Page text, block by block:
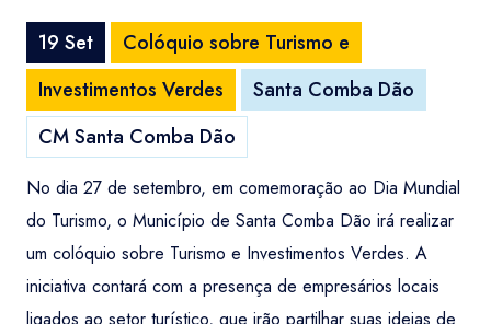
19 Set
Colóquio sobre Turismo e
Investimentos Verdes
Santa Comba Dão
CM Santa Comba Dão
No dia 27 de setembro, em comemoração ao Dia Mundial
do Turismo, o Município de Santa Comba Dão irá realizar
um colóquio sobre Turismo e Investimentos Verdes. A
iniciativa contará com a presença de empresários locais